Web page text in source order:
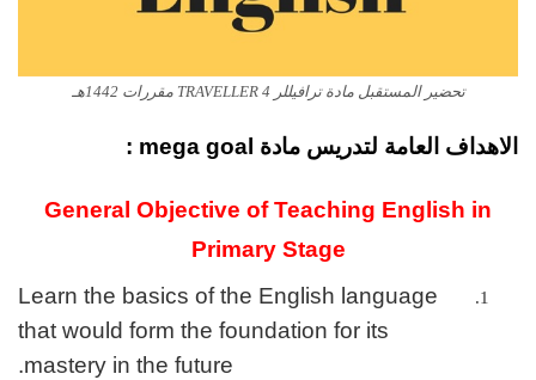
تحضير المستقبل مادة ترافيللر 4 TRAVELLER مقررات 1442هـ
الاهداف العامة لتدريس مادة mega goal :
General Objective of Teaching English in
Primary Stage
Learn the basics of the English language
that would form the foundation for its
mastery in the future.